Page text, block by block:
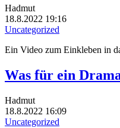
Hadmut
18.8.2022 19:16
Uncategorized
Ein Video zum Einkleben in
Was für ein
Hadmut
18.8.2022 16:09
Uncategorized